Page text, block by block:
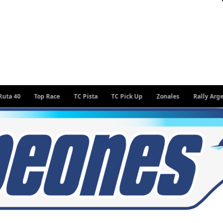
Top Race TC Pista TC Pick Up Zonales Rally Argentino